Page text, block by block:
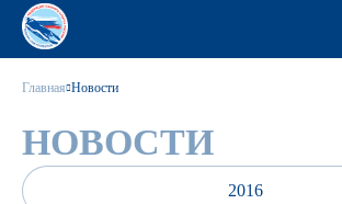
Главная Новости
НОВОСТИ
2016